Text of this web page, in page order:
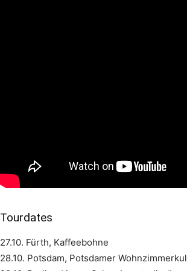
Tourdates
27.10. Fürth, Kaffeebohne
28.10. Potsdam, Potsdamer